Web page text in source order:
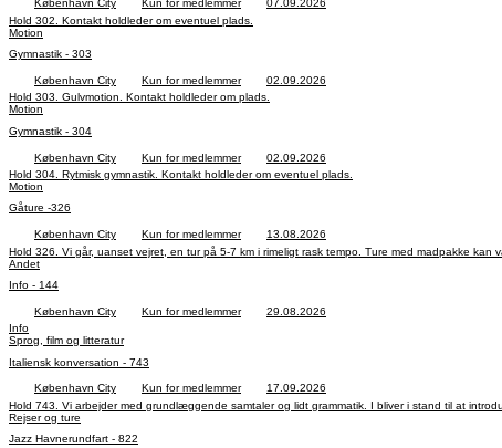
København City Kun for medlemmer
07.09.2026
Hold 302. Kontakt holdleder om eventuel plads.
Motion
Gymnastik - 303
København City Kun for medlemmer
02.09.2026
Hold 303. Gulvmotion. Kontakt holdleder om plads.
Motion
Gymnastik - 304
København City Kun for medlemmer
02.09.2026
Hold 304. Rytmisk gymnastik. Kontakt holdleder om eventuel plads.
Motion
Gåture -326
København City Kun for medlemmer
13.08.2026
Hold 326. Vi går, uanset vejret, en tur på 5-7 km i rimeligt rask tempo. Ture med madpakke
Andet
Info - 144
København City Kun for medlemmer
29.08.2026
Info
Sprog, film og litteratur
Italiensk konversation - 743
København City Kun for medlemmer
17.09.2026
Hold 743. Vi arbejder med grundlæggende samtaler og lidt grammatik. I bliver i stand til at
Rejser og ture
Jazz Havnerundfart - 822